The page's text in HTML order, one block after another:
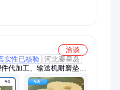
洽谈
实性已核验 河北秦皇岛
代加工、输送机耐磨垫
尼龙齿轮、金属软管、易